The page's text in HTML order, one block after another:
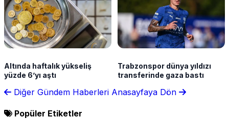
Altında haftalık yükseliş
yüzde 6’yı aştı
Trabzonspor dünya yıldızı
transferinde gaza bastı
Diğer Gündem Haberleri Anasayfaya Dön
Popüler Etiketler